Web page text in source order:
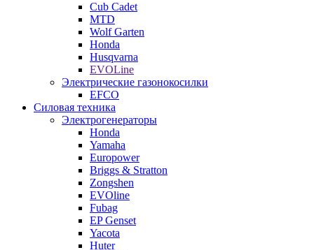
Cub Cadet
MTD
Wolf Garten
Honda
Husqvarna
EVOLine
Электрические газонокосилки
EFCO
Силовая техника
Электрогенераторы
Honda
Yamaha
Europower
Briggs & Stratton
Zongshen
EVOline
Fubag
EP Genset
Yacota
Huter